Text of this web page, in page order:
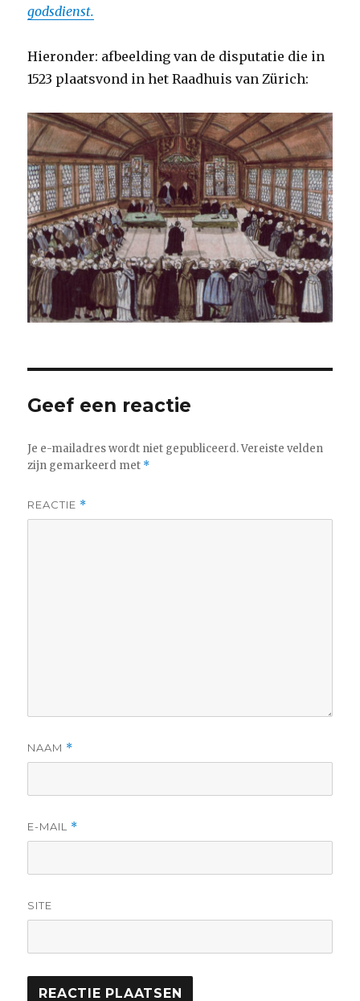
godsdienst.
Hieronder: afbeelding van de disputatie die in
1523 plaatsvond in het Raadhuis van Zürich:
Geef een reactie
Je e-mailadres wordt niet gepubliceerd. Vereiste velden
zijn gemarkeerd met *
REACTIE *
NAAM *
E-MAIL *
SITE